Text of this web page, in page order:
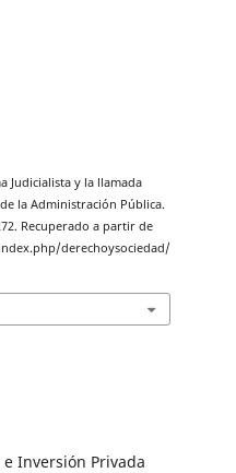
Judicialista y la llamada
la Administración Pública.
Recuperado a partir de
derechoysociedad/
Inversión Privada